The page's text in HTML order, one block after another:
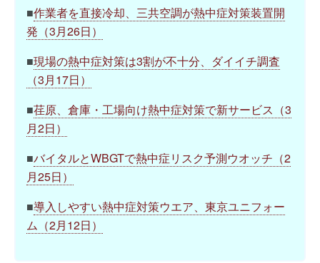
■作業者を直接冷却、三共空調が熱中症対策装置開
発（3月26日）
■現場の熱中症対策は3割が不十分、ダイイチ調査
（3月17日）
■荏原、倉庫・工場向け熱中症対策で新サービス（3
月2日）
■バイタルとWBGTで熱中症リスク予測ウオッチ（2
月25日）
■導入しやすい熱中症対策ウエア、東京ユニフォー
ム（2月12日）